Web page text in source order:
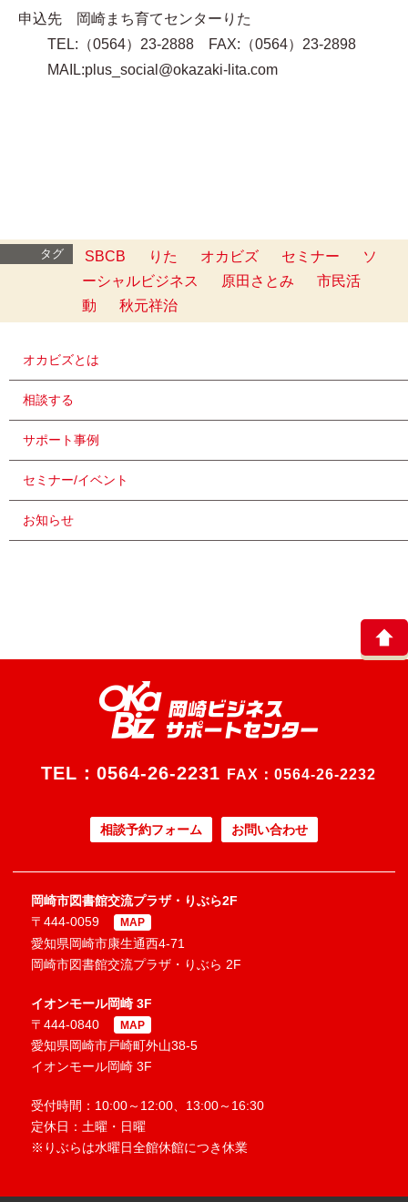
申込先 岡崎まち育てセンターりた
TEL:（0564）23-2888 FAX:（0564）23-2898
MAIL:plus_social@okazaki-lita.com
タグ SBCB りた オカビズ セミナー
ソ
ーシャルビジネス
原田さとみ
市民活
動
秋元祥治
オカビズとは
相談する
サポート事例
セミナー/イベント
お知らせ
TEL： 0564-26-2231 FAX：0564-26-2232
相談予約フォーム お問い合わせ
岡崎市図書館交流プラザ・りぶら2F
〒444-0059
MAP
愛知県岡崎市康生通西4-71
岡崎市図書館交流プラザ・りぶら 2F
イオンモール岡崎 3F
〒444-0840
MAP
愛知県岡崎市戸崎町外山38-5
イオンモール岡崎 3F
受付時間：10:00～12:00、13:00～16:30
定休日：土曜・日曜
※りぶらは水曜日全館休館につき休業